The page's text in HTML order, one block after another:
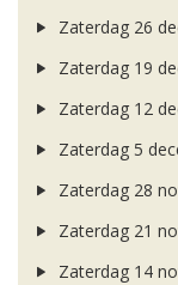
Zaterdag 26
Zaterdag 19
Zaterdag 12
Zaterdag 5
Zaterdag 28
Zaterdag 21
Zaterdag 14